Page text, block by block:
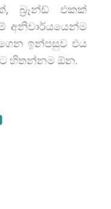
බ්‍රෑන්ඩ් එකක්
අනිවාර්යයෙන්ම
ඉන්පසුව එය
හිතන්නම ඕන.